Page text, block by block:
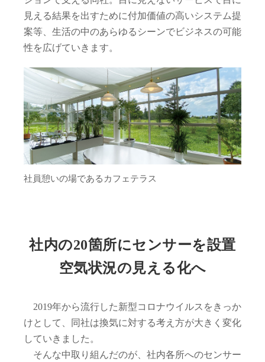
見える結果を出すために付加価値の高いシステム提
案等、生活の中のあらゆるシーンでビジネスの可能
性を広げていきます。
社員憩いの場であるカフェテラス
社内の20箇所にセンサーを設置
空気状況の見える化へ
2019年から流行した新型コロナウイルスをきっか
けとして、同社は換気に対する考え方が大きく変化
していきました。
そんな中取り組んだのが、社内各所へのセンサー